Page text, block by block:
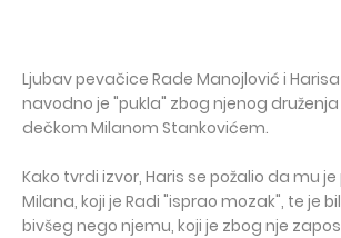
Ljubav pevačice Rade Manojlović i
navodno je "pukla" zbog njenog
dečkom Milanom Stankovićem.
Kako tvrdi izvor, Haris se požalio da mu
Milana, koji je Radi "isprao mozak", te je
bivšeg nego njemu, koji je zbog nje